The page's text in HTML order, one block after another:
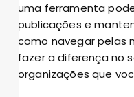
uma ferramenta
publicações e
como navegar pelas
fazer a diferença no
organizações que